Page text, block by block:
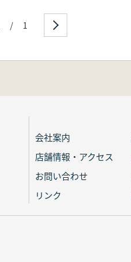
/ 1
会社案内
店舗情報・アクセス
お問い合わせ
リンク